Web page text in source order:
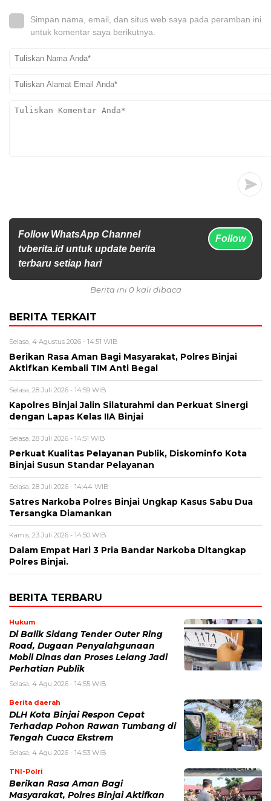
Simpan nama, email, dan situs web saya pada peramban ini
untuk komentar saya berikutnya.
Follow WhatsApp Channel
tvberita.id untuk update berita
terbaru setiap hari
Follow
Berita ini 0 kali dibaca
BERITA TERKAIT
Selasa, 4 Agustus 2026 - 14:51 WIB
Berikan Rasa Aman Bagi Masyarakat, Polres Binjai
Aktifkan Kembali TIM Anti Begal
Selasa, 28 Juli 2026 - 14:59 WIB
Kapolres Binjai Jalin Silaturahmi dan Perkuat Sinergi
dengan Lapas Kelas IIA Binjai
Selasa, 28 Juli 2026 - 14:51 WIB
Perkuat Kualitas Pelayanan Publik, Diskominfo Kota
Binjai Susun Standar Pelayanan
Selasa, 28 Juli 2026 - 14:44 WIB
Satres Narkoba Polres Binjai Ungkap Kasus Sabu Dua
Tersangka Diamankan
Kamis, 23 Juli 2026 - 14:50 WIB
Dalam Empat Hari 3 Pria Bandar Narkoba Ditangkap
Polres Binjai.
BERITA TERBARU
Hukum
Di Balik Sidang Tender Outer Ring
Road, Dugaan Penyalahgunaan
Mobil Dinas dan Proses Lelang Jadi
Perhatian Publik
Selasa, 4 Agu 2026 - 14:55 WIB
Berita daerah
DLH Kota Binjai Respon Cepat
Terhadap Pohon Rawan Tumbang di
Tengah Cuaca Ekstrem
Selasa, 4 Agu 2026 - 14:53 WIB
TNI-Polri
Berikan Rasa Aman Bagi
Masyarakat, Polres Binjai Aktifkan